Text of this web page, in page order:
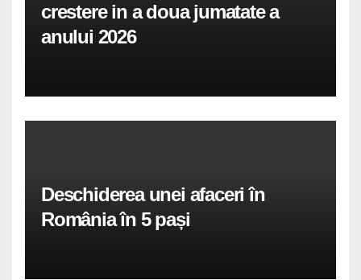
crestere in a doua jumatate a
anului 2026
Deschiderea unei afaceri în
România în 5 pași